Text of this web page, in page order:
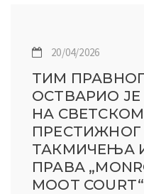
20/04/2026
ТИМ
ОСТВАРИО ЈЕ
НА
ТАКМИЧЕЊА
ПРАВА
MOOT COURT“